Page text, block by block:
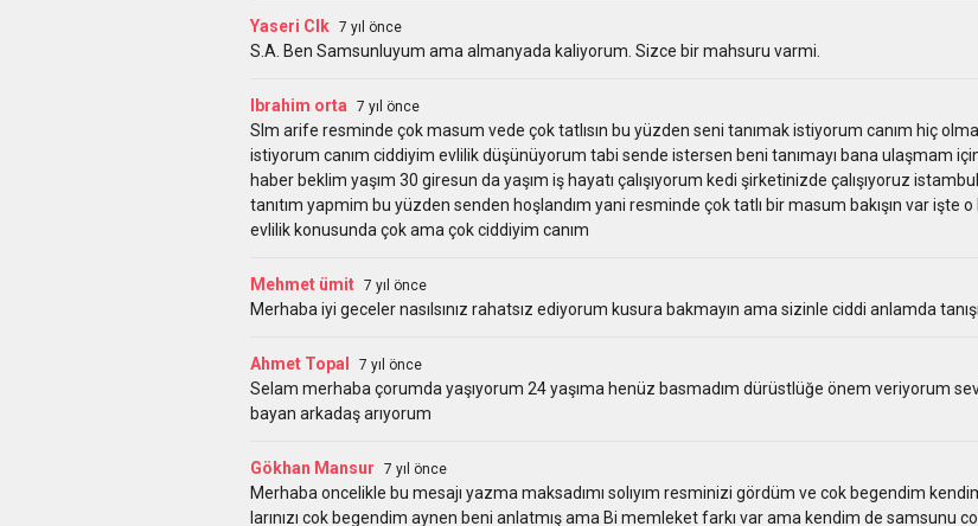
Yaseri Clk 7 yıl önce
S.A. Ben Samsunluyum ama almanyada kaliyorum. Sizce bir mahsuru varmi.
Ibrahim orta 7 yıl önce
Slm arife resminde çok masum vede çok tatlısın bu yüzden seni tanımak istiyorum canım hiç
istiyorum canım ciddiyim evlilik düşünüyorum tabi sende istersen beni tanımayı bana ulaşmam
haber beklim yaşım 30 giresun da yaşım iş hayatı çalışıyorum kedi şirketinizde çalışıyoruz
tanıtım yapmim bu yüzden senden hoşlandım yani resminde çok tatlı bir masum bakışın var işte
evlilik konusunda çok ama çok ciddiyim canım
Mehmet ümit 7 yıl önce
Merhaba iyi geceler nasılsınız rahatsız ediyorum kusura bakmayın ama sizinle ciddi anlamda
Ahmet Topal 7 yıl önce
Selam merhaba çorumda yaşıyorum 24 yaşıma henüz basmadım dürüstlüğe önem veriyorum
bayan arkadaş arıyorum
Gökhan Mansur 7 yıl önce
Merhaba oncelikle bu mesajı yazma maksadımı solıyım resminizi gördüm ve cok begendim
larınızı cok begendim aynen beni anlatmış ama Bi memleket farkı var ama kendim de samsunu